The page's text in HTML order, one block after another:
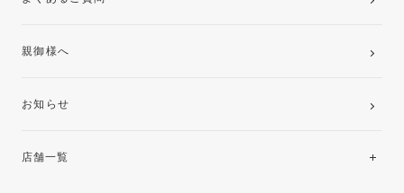
親御様へ
お知らせ
店舗一覧